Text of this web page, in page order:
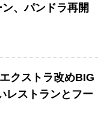
、パンドラ再開
クストラ改めBIG
レストランとフー